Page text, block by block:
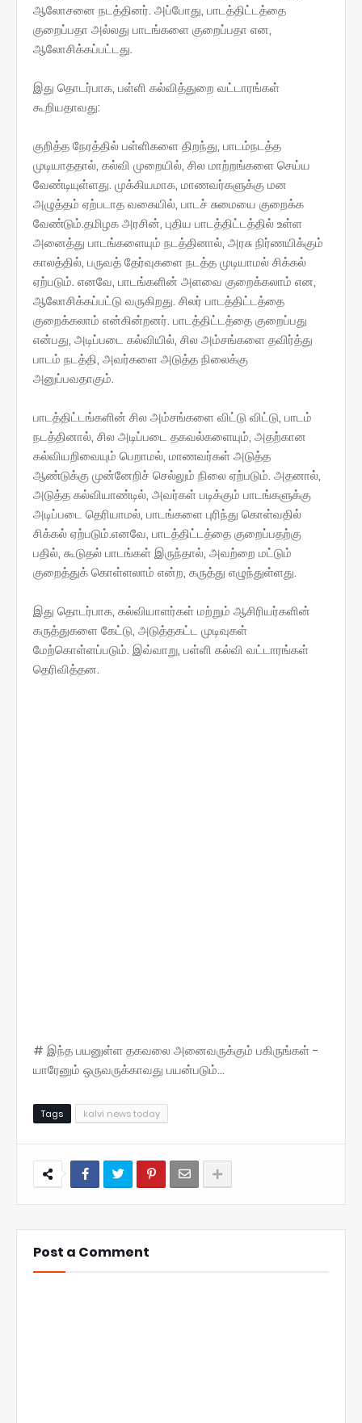
ஆலோசனை நடத்தினர். அப்போது, பாடத்திட்டத்தை
குறைப்பதா அல்லது பாடங்களை குறைப்பதா என,
ஆலோசிக்கப்பட்டது.
இது தொடர்பாக, பள்ளி கல்வித்துறை வட்டாரங்கள்
கூறியதாவது:
குறித்த நேரத்தில் பள்ளிகளை திறந்து, பாடம்நடத்த
முடியாததால், கல்வி முறையில், சில மாற்றங்களை செய்ய
வேண்டியுள்ளது. முக்கியமாக, மாணவர்களுக்கு மன
அழுத்தம் ஏற்படாத வகையில், பாடச் சுமையை குறைக்க
வேண்டும்.தமிழக அரசின், புதிய பாடத்திட்டத்தில் உள்ள
அனைத்து பாடங்களையும் நடத்தினால், அரசு நிர்ணயிக்கும்
காலத்தில், பருவத் தேர்வுகளை நடத்த முடியாமல் சிக்கல்
ஏற்படும். எனவே, பாடங்களின் அளவை குறைக்கலாம் என,
ஆலோசிக்கப்பட்டு வருகிறது. சிலர் பாடத்திட்டத்தை
குறைக்கலாம் என்கின்றனர். பாடத்திட்டத்தை குறைப்பது
என்பது, அடிப்படை கல்வியில், சில அம்சங்களை தவிர்த்து
பாடம் நடத்தி, அவர்களை அடுத்த நிலைக்கு
அனுப்பவதாகும்.
பாடத்திட்டங்களின் சில அம்சங்களை விட்டு விட்டு, பாடம்
நடத்தினால், சில அடிப்படை தகவல்களையும், அதற்கான
கல்வியறிவையும் பெறாமல், மாணவர்கள் அடுத்த
ஆண்டுக்கு முன்னேறிச் செல்லும் நிலை ஏற்படும். அதனால்,
அடுத்த கல்வியாண்டில், அவர்கள் படிக்கும் பாடங்களுக்கு
அடிப்படை தெரியாமல், பாடங்களை புரிந்து கொள்வதில்
சிக்கல் ஏற்படும்.எனவே, பாடத்திட்டத்தை குறைப்பதற்கு
பதில், கூடுதல் பாடங்கள் இருந்தால், அவற்றை மட்டும்
குறைத்துக் கொள்ளலாம் என்ற, கருத்து எழுந்துள்ளது.
இது தொடர்பாக, கல்வியாளர்கள் மற்றும் ஆசிரியர்களின்
கருத்துகளை கேட்டு, அடுத்தகட்ட முடிவுகள்
மேற்கொள்ளப்படும். இவ்வாறு, பள்ளி கல்வி வட்டாரங்கள்
தெரிவித்தன.
# இந்த பயனுள்ள தகவலை அனைவருக்கும் பகிருங்கள் -
யாரேனும் ஒருவருக்காவது பயன்படும்...
Tags kalvi news today
Post a Comment